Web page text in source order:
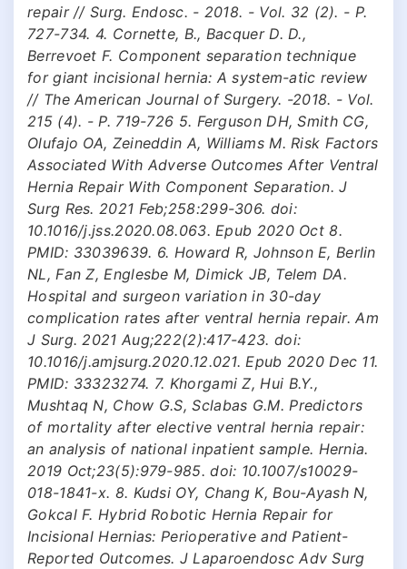
repair // Surg. Endosc. - 2018. - Vol. 32 (2). - P.
727-734. 4. Cornette, B., Bacquer D. D.,
Berrevoet F. Component separation technique
for giant incisional hernia: A system-atic review
// The American Journal of Surgery. -2018. - Vol.
215 (4). - P. 719-726 5. Ferguson DH, Smith CG,
Olufajo OA, Zeineddin A, Williams M. Risk Factors
Associated With Adverse Outcomes After Ventral
Hernia Repair With Component Separation. J
Surg Res. 2021 Feb;258:299-306. doi:
10.1016/j.jss.2020.08.063. Epub 2020 Oct 8.
PMID: 33039639. 6. Howard R, Johnson E, Berlin
NL, Fan Z, Englesbe M, Dimick JB, Telem DA.
Hospital and surgeon variation in 30-day
complication rates after ventral hernia repair. Am
J Surg. 2021 Aug;222(2):417-423. doi:
10.1016/j.amjsurg.2020.12.021. Epub 2020 Dec 11.
PMID: 33323274. 7. Khorgami Z, Hui B.Y.,
Mushtaq N, Chow G.S, Sclabas G.M. Predictors
of mortality after elective ventral hernia repair:
an analysis of national inpatient sample. Hernia.
2019 Oct;23(5):979-985. doi: 10.1007/s10029-
018-1841-x. 8. Kudsi OY, Chang K, Bou-Ayash N,
Gokcal F. Hybrid Robotic Hernia Repair for
Incisional Hernias: Perioperative and Patient-
Reported Outcomes. J Laparoendosc Adv Surg